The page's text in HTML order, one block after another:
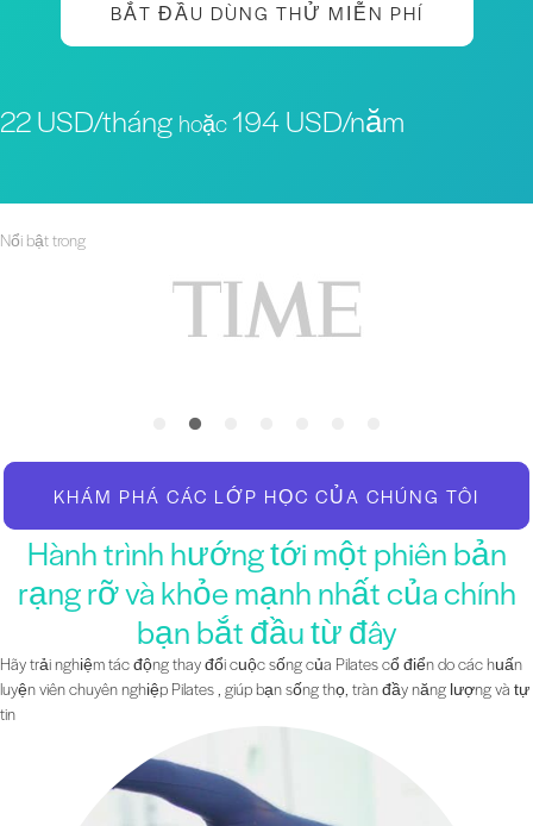
BẮT ĐẦU DÙNG THỬ MIỄN PHÍ
22 USD/tháng hoặc194 USD/năm
Nổi bật trong
KHÁM PHÁ CÁC LỚP HỌC CỦA CHÚNG TÔI
Hành trình hướng tới một phiên bản
rạng rỡ và khỏe mạnh nhất của chính
bạn bắt đầu từ đây
Hãy trải nghiệm tác động thay đổi cuộc sống của Pilates cổ điển do các huấn
luyện viên chuyên nghiệp Pilates , giúp bạn sống thọ, tràn đầy năng lượng và tự
tin